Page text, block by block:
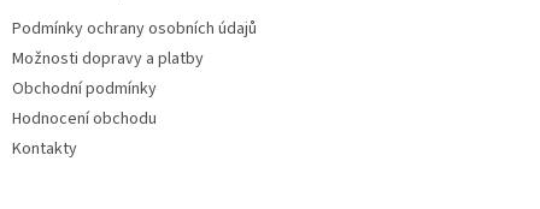
Podmínky ochrany osobních údajů
Možnosti dopravy a platby
Obchodní podmínky
Hodnocení obchodu
Kontakty